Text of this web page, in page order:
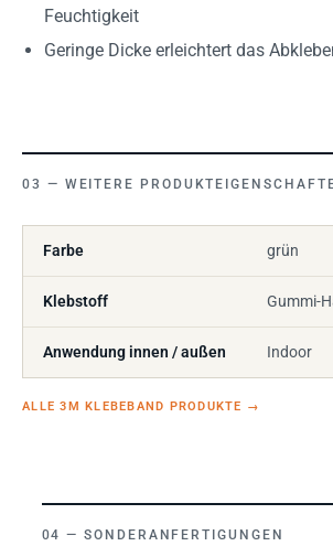
Feuchtigkeit
Geringe Dicke erleichtert das
WEITERE
Farbe grün
Klebstoff Gummi-
Anwendung innen / außen Indoor
ALLE 3M KLEBEBAND PRODUKTE →
SONDERANFERTIGUNGEN